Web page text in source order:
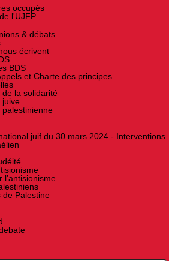
occupés
l'UJFP
& débats
écrivent
BDS
et Charte des principes
de la solidarité
juive
palestinienne
juif du 30 mars 2024 - Interventions
l’antisionisme
de Palestine